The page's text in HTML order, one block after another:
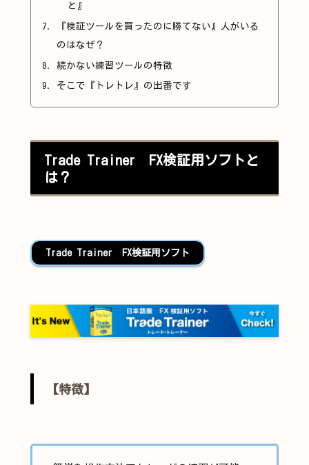
と』
『検証ツールを買ったのに勝てない』人がいる
のはなぜ？
続かない練習ツールの特徴
そこで『トレトレ』の出番です
Trade Trainer FX検証用ソフトと
は？
Trade Trainer FX検証用ソフト
【特徴】